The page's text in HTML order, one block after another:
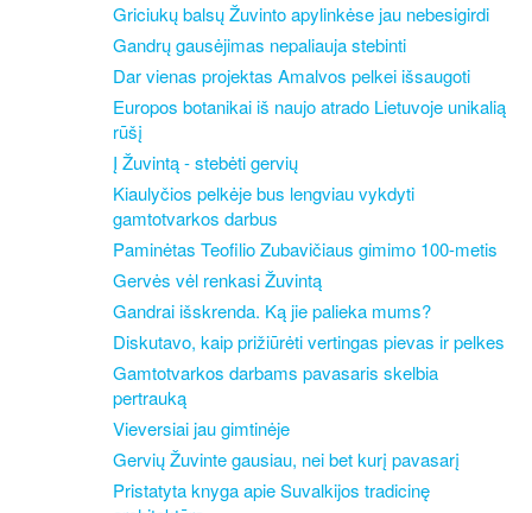
Griciukų balsų Žuvinto apylinkėse jau nebesigirdi
Gandrų gausėjimas nepaliauja stebinti
Dar vienas projektas Amalvos pelkei išsaugoti
Europos botanikai iš naujo atrado Lietuvoje unikalią
rūšį
Į Žuvintą - stebėti gervių
Kiaulyčios pelkėje bus lengviau vykdyti
gamtotvarkos darbus
Paminėtas Teofilio Zubavičiaus gimimo 100-metis
Gervės vėl renkasi Žuvintą
Gandrai išskrenda. Ką jie palieka mums?
Diskutavo, kaip prižiūrėti vertingas pievas ir pelkes
Gamtotvarkos darbams pavasaris skelbia
pertrauką
Vieversiai jau gimtinėje
Gervių Žuvinte gausiau, nei bet kurį pavasarį
Pristatyta knyga apie Suvalkijos tradicinę